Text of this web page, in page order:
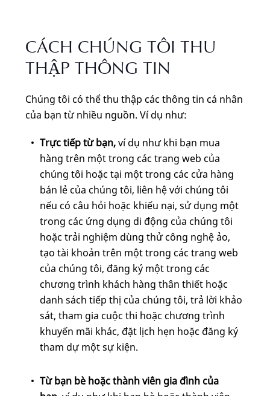
CÁCH CHÚNG TÔI THU
THẬP THÔNG TIN
Chúng tôi có thể thu thập các thông tin cá nhân
của bạn từ nhiều nguồn. Ví dụ như:
Trực tiếp từ bạn,ví dụ như khi bạn mua
hàng trên một trong các trang web của
chúng tôi hoặc tại một trong các cửa hàng
bán lẻ của chúng tôi, liên hệ với chúng tôi
nếu có câu hỏi hoặc khiếu nại, sử dụng một
trong các ứng dụng di động của chúng tôi
hoặc trải nghiệm dùng thử công nghệ ảo,
tạo tài khoản trên một trong các trang web
của chúng tôi, đăng ký một trong các
chương trình khách hàng thân thiết hoặc
danh sách tiếp thị của chúng tôi, trả lời khảo
sát, tham gia cuộc thi hoặc chương trình
khuyến mãi khác, đặt lịch hẹn hoặc đăng ký
tham dự một sự kiện.
Từ bạn bè hoặc thành viên gia đình của